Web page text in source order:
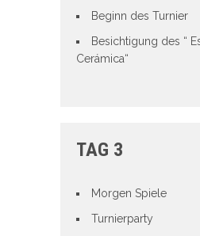
Beginn des Turnier
Besichtigung des “
Cerámica“
TAG 3
Morgen Spiele
Turnierparty